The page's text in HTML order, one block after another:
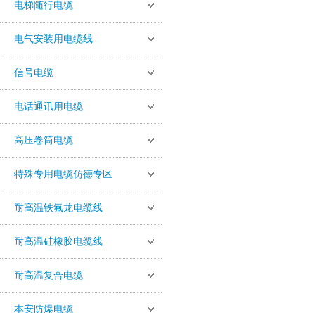
电梯随行电缆
电气安装用电缆线
信号电缆
电话通讯用电缆
高压卷筒电缆
特殊专用电缆仿德专区
耐高温铁氟龙电缆线
耐高温硅橡胶电缆线
耐高温复合电缆
本安防爆电缆